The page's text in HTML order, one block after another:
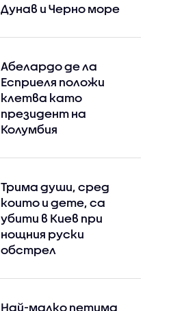
Дунав и Черно море
Абелардо де ла
Есприеля положи
клетва като
президент на
Колумбия
Трима души, сред
които и дете, са
убити в Киев при
нощния руски
обстрел
Най-малко петима